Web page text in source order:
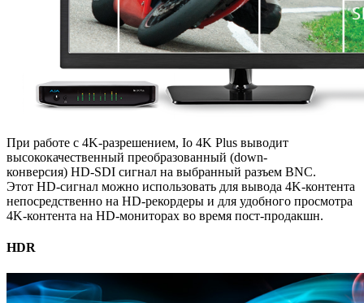
При работе с 4K-разрешением, Io 4K Plus выводит
высококачественный преобразованный (down-
конверсия) HD-SDI сигнал на выбранный разъем BNC.
Этот HD-сигнал можно использовать для вывода 4K-контента
непосредственно на HD-рекордеры и для удобного просмотра
4K-контента на HD-мониторах во время пост-продакшн.
HDR